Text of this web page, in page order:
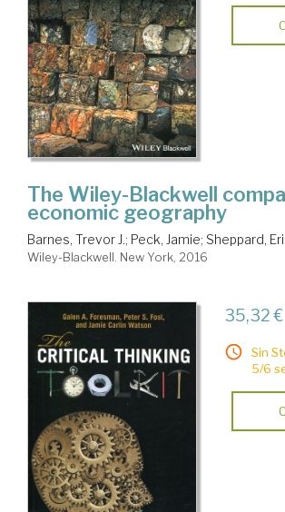
The Wiley-Blackwell
economic geography
Barnes, Trevor J.; Peck, Jamie; Sheppard,
Wiley-Blackwell. New York, 2016
35,32 €
Sin
5/6